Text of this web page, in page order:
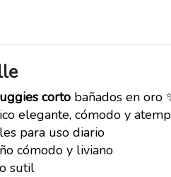
corto bañados en oro
elegante, cómodo y
para uso diario
cómodo y liviano
sutil